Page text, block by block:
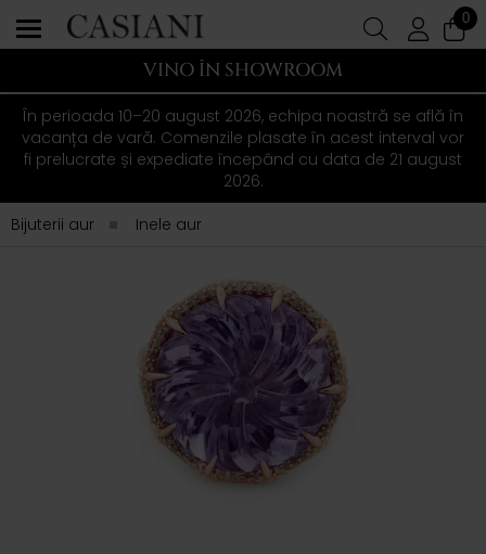
0
VINO ÎN SHOWROOM
În perioada 10–20 august 2026, echipa noastră se află în
vacanța de vară. Comenzile plasate în acest interval vor
fi prelucrate și expediate începând cu data de 21 august
2026.
Bijuterii aur
Inele aur